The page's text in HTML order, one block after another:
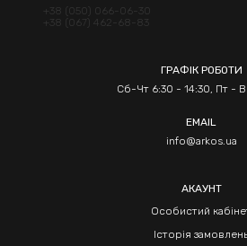
+38 (050) 066-06-30
+38 (067) 462-68-83
ГРАФІК РОБОТИ
Сб-Чт 6:30 - 14:30, Пт -
EMAIL
info@arkos.ua
АКАУНТ
Особистий
Історія